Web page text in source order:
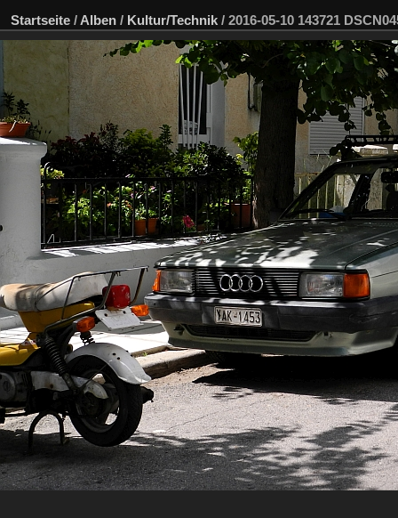
Startseite / Alben / Kultur/Technik / 2016-05-10 143721